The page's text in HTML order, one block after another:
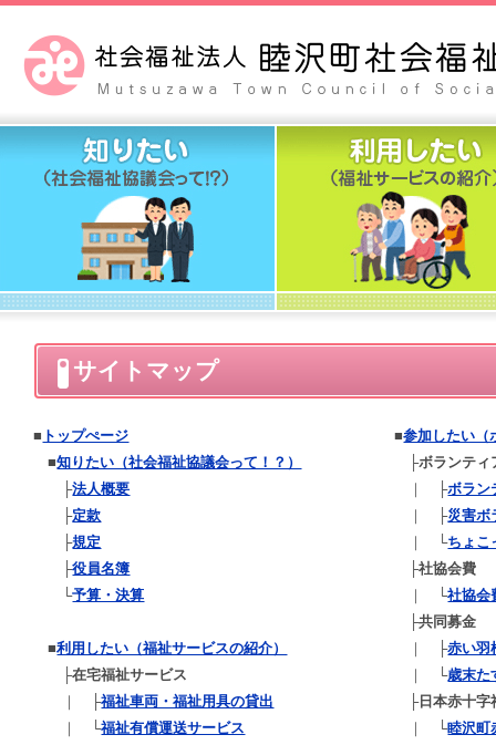
サイトマップ
■ トップぺージ
■知りたい（社会福祉協議会って！？）
├法人概要
├定款
├規定
├役員名簿
└予算・決算
■利用したい（福祉サービスの紹介）
├在宅福祉サービス
｜ ├福祉車両・福祉用具の貸出
｜ └福祉有償運送サービス
■参加したい（
├ボランティ
｜ ├ボラン
｜ ├災害ボ
｜ └ちょこ
├社協会費
｜ └社協会
├共同募金
｜ ├赤い羽
｜ └歳末た
├日本赤十字
｜ └睦沢町